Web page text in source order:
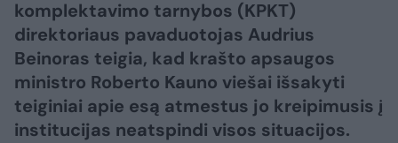
komplektavimo tarnybos (KPKT)
direktoriaus pavaduotojas Audrius
Beinoras teigia, kad krašto apsaugos
ministro Roberto Kauno viešai išsakyti
teiginiai apie esą atmestus jo kreipimusis į
institucijas neatspindi visos situacijos.